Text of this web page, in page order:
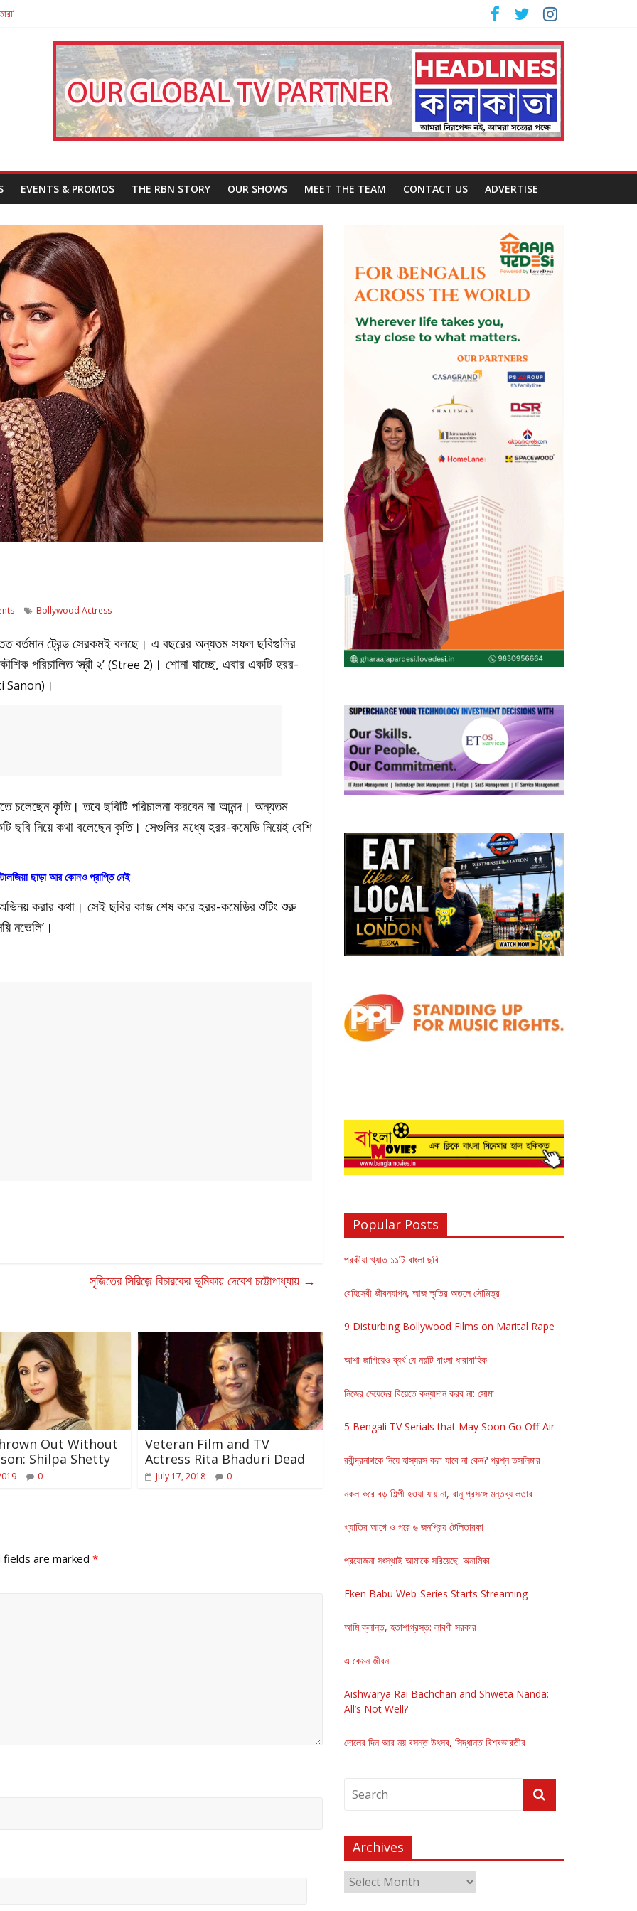
Challenges Our Understanding of Justice
EVENTS & PROMOS THE RBN STORY OUR SHOWS MEET THE TEAM CONTACT US ADVERTISE
Bollywood Actress
বর্তমান ট্রেন্ড সেরকমই বলছে। এ বছরের অন্যতম সফল ছবিগুলির
পরিচালিত ‘স্ত্রী ২’ (Stree 2) । শোনা যাচ্ছে, এবার একটি হরর-
Sanon) ।
চলেছেন কৃতি। তবে ছবিটি পরিচালনা করবেন না আনন্দ। অন্যতম
ছবি নিয়ে কথা বলেছেন কৃতি। সেগুলির মধ্যে হরর-কমেডি নিয়েই বেশি
ছাড়া আর কোনও প্রাপ্তি নেই
করার কথা। সেই ছবির কাজ শেষ করে হরর-কমেডির শুটিং শুরু
নভেলি’।
সৃজিতের সিরিজ়ে বিচারকের ভূমিকায় দেবেশ চট্টোপাধ্যায় →
Out Without
Shilpa Shetty
0
Veteran Film and TV
Actress Rita Bhaduri Dead
July 17, 2018 0
fields are marked *
Popular Posts
পরকীয়া খ্যাত ১১টি বাংলা ছবি
বেহিসেবী জীবনযাপন, আজ স্মৃতির অতলে সৌমিত্র
9 Disturbing Bollywood Films on Marital Rape
আশা জাগিয়েও ব্যর্থ যে নয়টি বাংলা ধারাবাহিক
নিজের মেয়েদের বিয়েতে কন্যাদান করব না: সোমা
5 Bengali TV Serials that May Soon Go Off-Air
রবীন্দ্রনাথকে নিয়ে হাস্যরস করা যাবে না কেন? প্রশ্ন তসলিমার
নকল করে বড় শিল্পী হওয়া যায় না, রানু প্রসঙ্গে মন্তব্য লতার
খ্যাতির আগে ও পরে ৬ জনপ্রিয় টেলিতারকা
প্রযোজনা সংস্থাই আমাকে সরিয়েছে: অনামিকা
Eken Babu Web-Series Starts Streaming
আমি ক্লান্ত, হতাশাগ্রস্ত: লাবণী সরকার
এ কেমন জীবন
Aishwarya Rai Bachchan and Shweta Nanda:
All’s Not Well?
দোলের দিন আর নয় বসন্ত উৎসব, সিদ্ধান্ত বিশ্বভারতীর
Archives